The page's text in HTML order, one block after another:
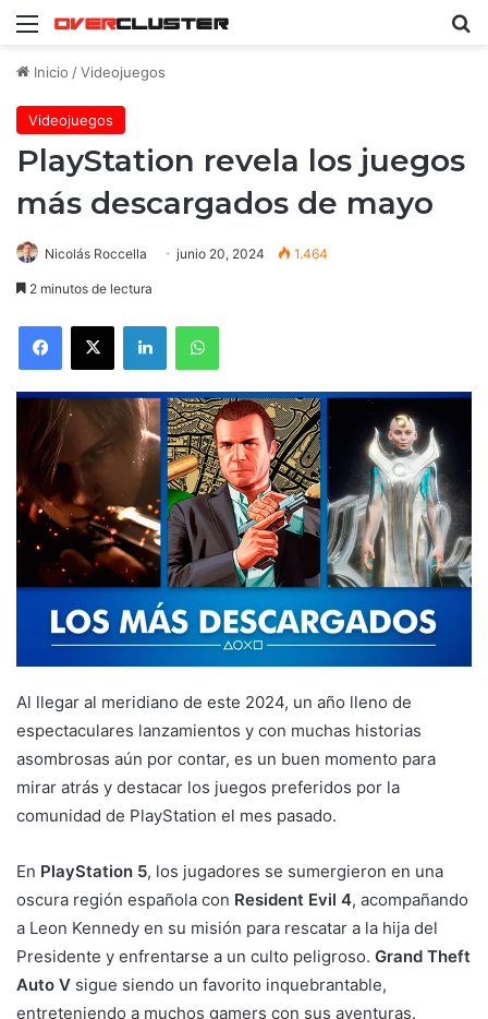
Menú
Inicio /Videojuegos
Videojuegos
PlayStation revela los juegos
más descargados de mayo
Nicolás Roccella junio 20, 2024 1.464
2 minutos de lectura
Facebook
X LinkedInWhatsApp
Al llegar al meridiano de este 2024, un año lleno de
espectaculares lanzamientos y con muchas historias
asombrosas aún por contar, es un buen momento para
mirar atrás y destacar los juegos preferidos por la
comunidad de PlayStation el mes pasado.
En PlayStation 5, los jugadores se sumergieron en una
oscura región española con Resident Evil 4, acompañando
a Leon Kennedy en su misión para rescatar a la hija del
Presidente y enfrentarse a un culto peligroso. Grand Theft
Auto V sigue siendo un favorito inquebrantable,
entreteniendo a muchos gamers con sus aventuras.